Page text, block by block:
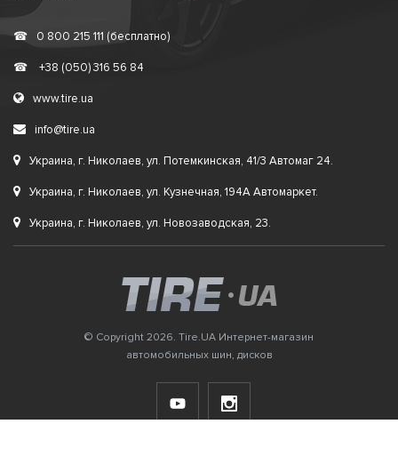
☎ 0 800 215 111 (бесплатно)
☎ +38 (050) 316 56 84
www.tire.ua
info@tire.ua
Украина, г. Николаев, ул. Потемкинская, 41/3 Автомаг 24.
Украина, г. Николаев, ул. Кузнечная, 194А Автомаркет.
Украина, г. Николаев, ул. Новозаводская, 23.
© Copyright 2026. Tire.UA Интернет-магазин
автомобильных шин, дисков